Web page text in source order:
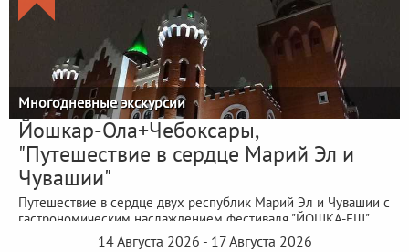
Многодневные экскурсии
Йошкар-Ола+Чебоксары,
"Путешествие в сердце Марий Эл и
Чувашии"
Путешествие в сердце двух республик Марий Эл и Чувашии с
гастрономическим наслаждением фестиваля "ЙОШКА-ЕШ"
14 Августа 2026 - 17 Августа 2026